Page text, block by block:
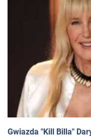
Gwiazda "Kill Billa"